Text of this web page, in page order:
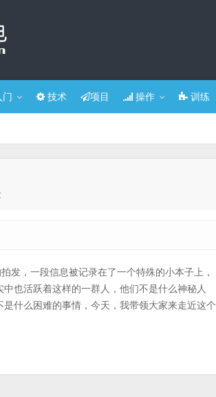
门 技术 项目 操作 训练
发，一段信息被记录在了一个特殊的小本子上，
也活跃着这样的一群人，他们不是什么神秘人
什么困难的事情，今天，我带领大家来走近这个